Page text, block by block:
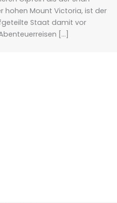
hohen Mount Victoria, ist der
Staat damit vor
[…]